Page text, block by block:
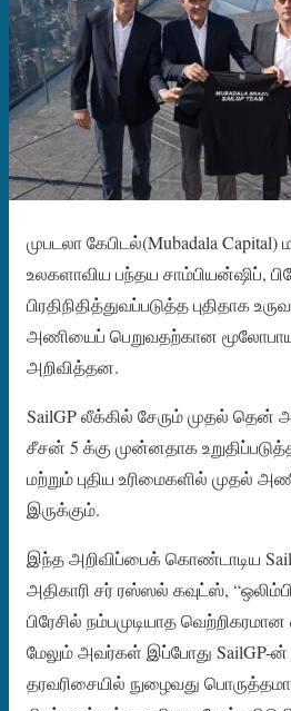
முபடலா கேபிடல்(Mubadala Capital)
உலகளாவிய பந்தய சாம்பியன்ஷிப்,
பிரதிநிதித்துவப்படுத்த புதிதாக
அணியைப் பெறுவதற்கான
அறிவித்தன.
SailGP லீக்கில் சேரும் முதல் தென்
சீசன் 5 க்கு முன்னதாக
மற்றும் புதிய உரிமைகளில் முதல்
இருக்கும்.
இந்த அறிவிப்பைக் கொண்டாடிய
அதிகாரி சர் ரஸ்ஸல் கவுட்ஸ்,
பிரேசில் நம்பமுடியாத
மேலும் அவர்கள் இப்போது SailGP-
தரவரிசையில் நுழைவது